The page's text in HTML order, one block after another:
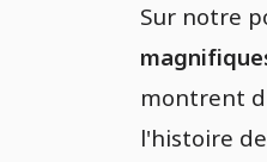
Sur notre
montrent
l'histoire